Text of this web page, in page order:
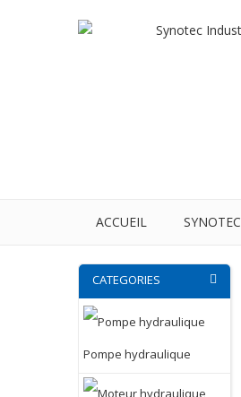
ACCUEIL SYNOTEC
CATEGORIES
Pompe hydraulique